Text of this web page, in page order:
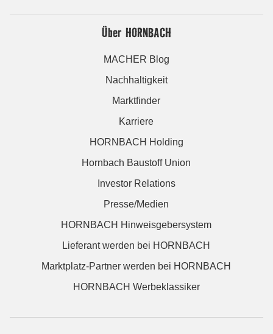
Über HORNBACH
MACHER Blog
Nachhaltigkeit
Marktfinder
Karriere
HORNBACH Holding
Hornbach Baustoff Union
Investor Relations
Presse/Medien
HORNBACH Hinweisgebersystem
Lieferant werden bei HORNBACH
Marktplatz-Partner werden bei HORNBACH
HORNBACH Werbeklassiker